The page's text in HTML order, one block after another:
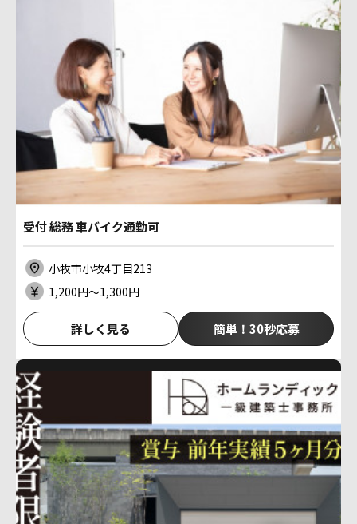
受付 総務 車バイク通勤可
小牧市小牧4丁目213
1,200円〜1,300円
詳しく見る 簡単！30秒応募